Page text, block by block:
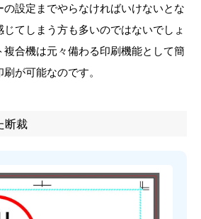
設定までやらなければいけないとな
てしまう方も多いのではないでしょ
複合機は元々備わる印刷機能として簡
が可能なのです。
断裁